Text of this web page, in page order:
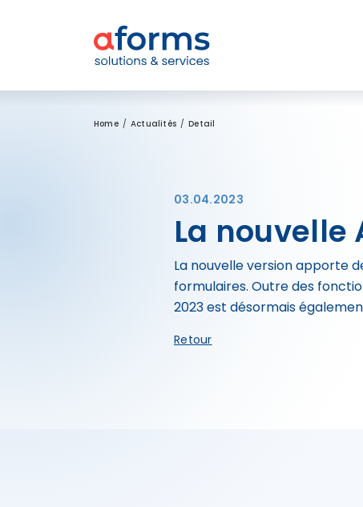
Home Actualités Detail
03.04.2023
La nouvelle
La nouvelle version apporte
formulaires. Outre des
2023 est désormais
Retour